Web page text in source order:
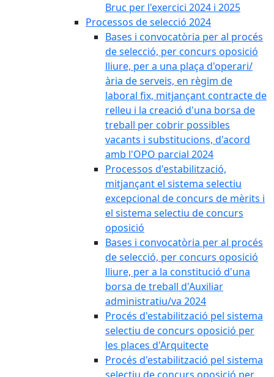
Bruc per l'exercici 2024 i 2025
Processos de selecció 2024
Bases i convocatòria per al procés
de selecció, per concurs oposició
lliure, per a una plaça d'operari/
ària de serveis, en règim de
laboral fix, mitjançant contracte de
relleu i la creació d'una borsa de
treball per cobrir possibles
vacants i substitucions, d'acord
amb l'OPO parcial 2024
Processos d'estabilització,
mitjançant el sistema selectiu
excepcional de concurs de mèrits i
el sistema selectiu de concurs
oposició
Bases i convocatòria per al procés
de selecció, per concurs oposició
lliure, per a la constitució d'una
borsa de treball d'Auxiliar
administratiu/va 2024
Procés d'estabilització pel sistema
selectiu de concurs oposició per
les places d'Arquitecte
Procés d'estabilització pel sistema